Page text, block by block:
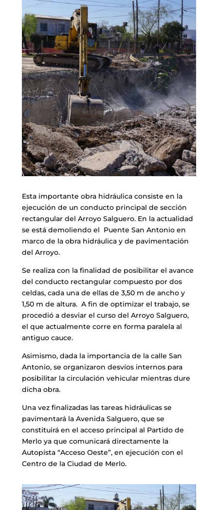
Esta importante obra hidráulica consiste en la
ejecución de un conducto principal de sección
rectangular del Arroyo Salguero. En la actualidad
se está demoliendo el Puente San Antonio en
marco de la obra hidráulica y de pavimentación
del Arroyo.
Se realiza con la finalidad de posibilitar el avance
del conducto rectangular compuesto por dos
celdas, cada una de ellas de 3,50 m de ancho y
1,50 m de altura. A fin de optimizar el trabajo, se
procedió a desviar el curso del Arroyo Salguero,
el que actualmente corre en forma paralela al
antiguo cauce.
Asimismo, dada la importancia de la calle San
Antonio, se organizaron desvíos internos para
posibilitar la circulación vehicular mientras dure
dicha obra.
Una vez finalizadas las tareas hidráulicas se
pavimentará la Avenida Salguero, que se
constituirá en el acceso principal al Partido de
Merlo ya que comunicará directamente la
Autopista “Acceso Oeste”, en ejecución con el
Centro de la Ciudad de Merlo.